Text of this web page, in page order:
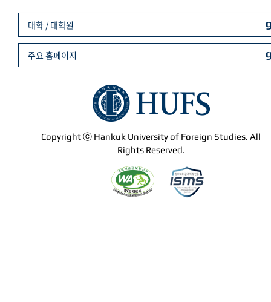
Copyright ⓒ Hankuk University of Foreign Studies. All
Rights Reserved.
대학 / 대학원
주요 홈페이지